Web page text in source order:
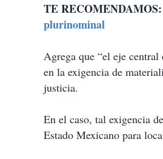
TE RECOMENDAMOS:
plurinominal
Agrega que “el eje
en la exigencia de
justicia.
En el caso, tal exigencia
Estado Mexicano para